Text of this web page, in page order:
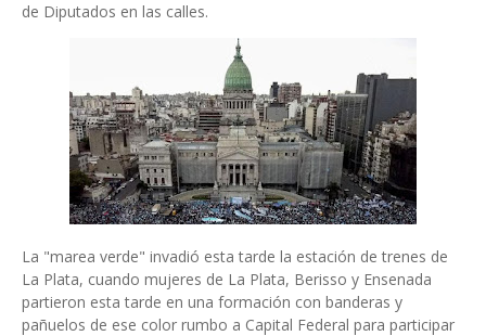
de Diputados en las calles.
La "marea verde" invadió esta tarde la estación de trenes de
La Plata, cuando mujeres de La Plata, Berisso y Ensenada
partieron esta tarde en una formación con banderas y
pañuelos de ese color rumbo a Capital Federal para participar